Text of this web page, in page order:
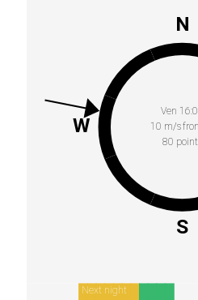
Ven
10 m/s
80
N
S
W
Next night